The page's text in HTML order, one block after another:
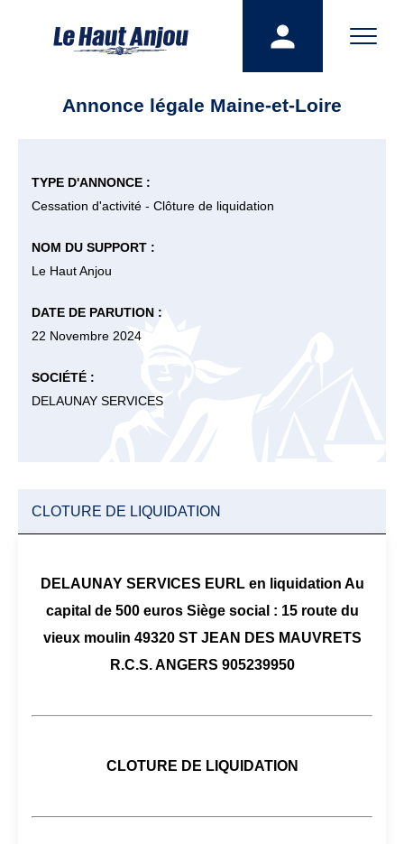
Annonce légale Maine-et-Loire
TYPE D'ANNONCE :
Cessation d'activité - Clôture de liquidation
NOM DU SUPPORT :
Le Haut Anjou
DATE DE PARUTION :
22 Novembre 2024
SOCIÉTÉ :
DELAUNAY SERVICES
CLOTURE DE LIQUIDATION
DELAUNAY SERVICES EURL en liquidation Au
capital de 500 euros Siège social : 15 route du
vieux moulin 49320 ST JEAN DES MAUVRETS
R.C.S. ANGERS 905239950
CLOTURE DE LIQUIDATION